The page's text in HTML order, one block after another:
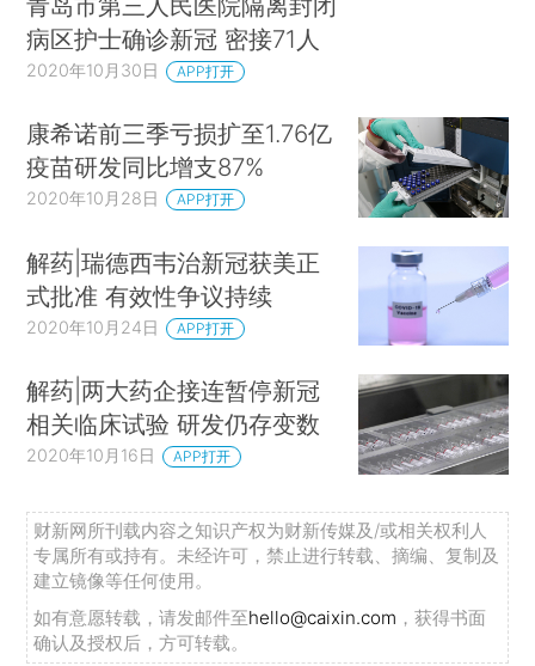
病区护士确诊新冠 密接71人
2020年10月30日 APP打开
康希诺前三季亏损扩至1.76亿
疫苗研发同比增支87%
2020年10月28日 APP打开
解药|瑞德西韦治新冠获美正
式批准 有效性争议持续
2020年10月24日 APP打开
解药|两大药企接连暂停新冠
相关临床试验 研发仍存变数
2020年10月16日 APP打开
财新网所刊载内容之知识产权为财新传媒及/或相关权利人
专属所有或持有。未经许可，禁止进行转载、摘编、复制及
建立镜像等任何使用。
如有意愿转载，请发邮件至hello@caixin.com ，获得书面
确认及授权后，方可转载。